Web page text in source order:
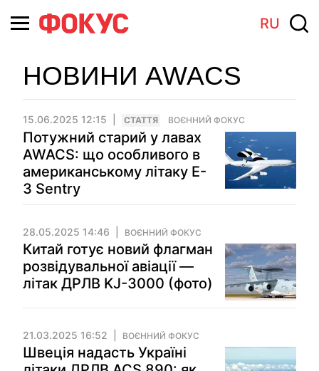
RU
НОВИНИ AWACS
15.06.2025 12:15 СТАТТЯ ВОЄННИЙ ФОКУС
Потужний старий у лавах
AWACS: що особливого в
американському літаку E-
3 Sentry
28.05.2025 14:46 ВОЄННИЙ ФОКУС
Китай готує новий флагман
розвідувальної авіації —
літак ДРЛВ KJ-3000 (фото)
21.03.2025 16:52 ВОЄННИЙ ФОКУС
Швеція надасть Україні